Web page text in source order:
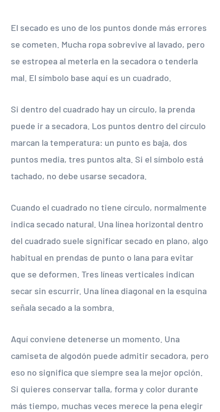
El secado es uno de los puntos donde más errores
se cometen. Mucha ropa sobrevive al lavado, pero
se estropea al meterla en la secadora o tenderla
mal. El símbolo base aquí es un cuadrado.
Si dentro del cuadrado hay un círculo, la prenda
puede ir a secadora. Los puntos dentro del círculo
marcan la temperatura: un punto es baja, dos
puntos media, tres puntos alta. Si el símbolo está
tachado, no debe usarse secadora.
Cuando el cuadrado no tiene círculo, normalmente
indica secado natural. Una línea horizontal dentro
del cuadrado suele significar secado en plano, algo
habitual en prendas de punto o lana para evitar
que se deformen. Tres líneas verticales indican
secar sin escurrir. Una línea diagonal en la esquina
señala secado a la sombra.
Aquí conviene detenerse un momento. Una
camiseta de algodón puede admitir secadora, pero
eso no significa que siempre sea la mejor opción.
Si quieres conservar talla, forma y color durante
más tiempo, muchas veces merece la pena elegir